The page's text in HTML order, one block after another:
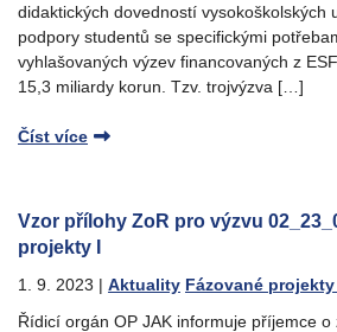
didaktických dovedností vysokoškolských
podpory studentů se specifickými
vyhlašovaných výzev financovaných z
15,3 miliardy korun. Tzv. trojvýzva […]
Číst více
Vzor přílohy ZoR pro výzvu
projekty I
1. 9. 2023 | Aktuality Fázované projekty
Řídicí orgán OP JAK informuje příjemce o